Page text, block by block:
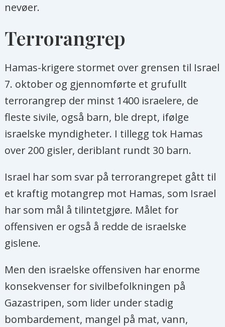
nevøer.
Terrorangrep
Hamas-krigere stormet over grensen til Israel
7. oktober og gjennomførte et grufullt
terrorangrep der minst 1400 israelere, de
fleste sivile, også barn, ble drept, ifølge
israelske myndigheter. I tillegg tok Hamas
over 200 gisler, deriblant rundt 30 barn.
Israel har som svar på terrorangrepet gått til
et kraftig motangrep mot Hamas, som Israel
har som mål å tilintetgjøre. Målet for
offensiven er også å redde de israelske
gislene.
Men den israelske offensiven har enorme
konsekvenser for sivilbefolkningen på
Gazastripen, som lider under stadig
bombardement, mangel på mat, vann,